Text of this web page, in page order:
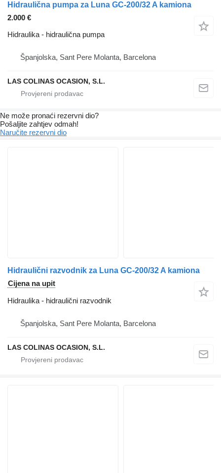
Hidraulična pumpa za Luna GC-200/32 A kamiona
2.000 €
Hidraulika - hidraulična pumpa
Španjolska, Sant Pere Molanta, Barcelona
LAS COLINAS OCASION, S.L.
Ne može pronaći rezervni dio?
Pošaljite zahtjev odmah!
Naručite rezervni dio
Hidraulični razvodnik za Luna GC-200/32 A kamiona
Cijena na upit
Hidraulika - hidraulični razvodnik
Španjolska, Sant Pere Molanta, Barcelona
LAS COLINAS OCASION, S.L.